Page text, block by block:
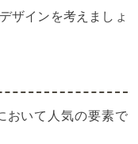
ザインを考えましょ
おいて人気の要素で